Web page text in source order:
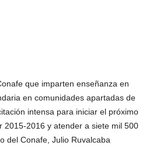
que imparten enseñanza en
en comunidades apartadas de
intensa para iniciar el próximo
2015-2016 y atender a siete mil 500
del Conafe, Julio Ruvalcaba